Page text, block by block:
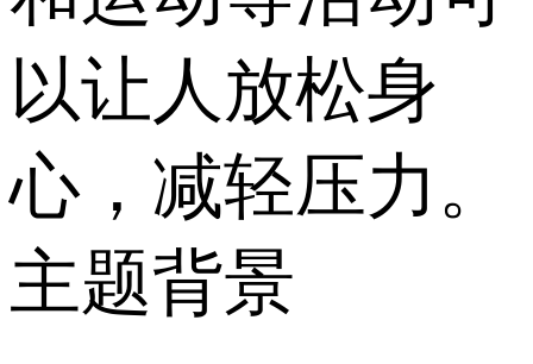
以让人放松身
心，减轻压力。
主题背景